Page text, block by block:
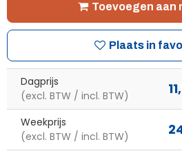
Toevoegen aan
Plaats in
Dagprijs
(excl. BTW / incl. BTW)
Weekprijs
(excl. BTW / incl. BTW)